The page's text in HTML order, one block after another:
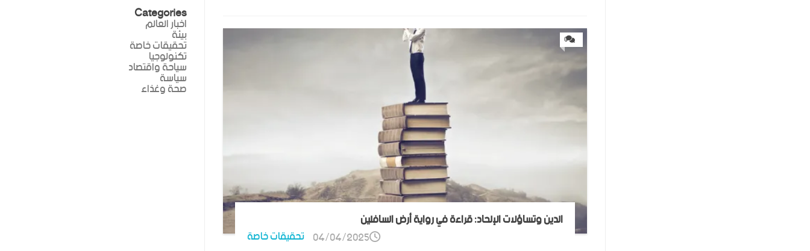
0
الدين وتساؤلات الإلحاد: قراءة في رواية أرض السافلين
تحقيقات خاصة 04/04/2025
Categories
اخبار العالم
بيئة
تحقيقات خاصة
تكنولوجيا
سياحة واقتصاد
سياسة
صحة وغذاء